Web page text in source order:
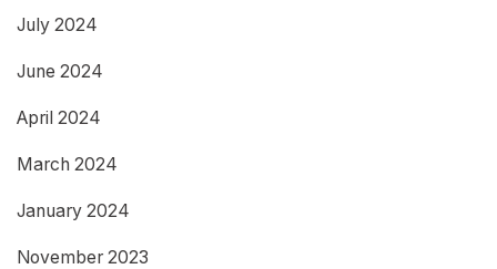
July 2024
June 2024
April 2024
March 2024
January 2024
November 2023